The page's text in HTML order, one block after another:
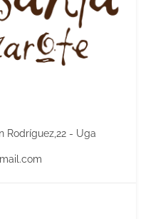
Rodríguez,22 - Uga